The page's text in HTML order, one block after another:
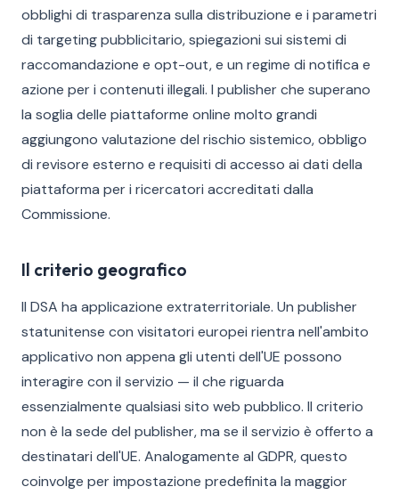
obblighi di trasparenza sulla distribuzione e i parametri
di targeting pubblicitario, spiegazioni sui sistemi di
raccomandazione e opt-out, e un regime di notifica e
azione per i contenuti illegali. I publisher che superano
la soglia delle piattaforme online molto grandi
aggiungono valutazione del rischio sistemico, obbligo
di revisore esterno e requisiti di accesso ai dati della
piattaforma per i ricercatori accreditati dalla
Commissione.
Il criterio geografico
Il DSA ha applicazione extraterritoriale. Un publisher
statunitense con visitatori europei rientra nell'ambito
applicativo non appena gli utenti dell'UE possono
interagire con il servizio — il che riguarda
essenzialmente qualsiasi sito web pubblico. Il criterio
non è la sede del publisher, ma se il servizio è offerto a
destinatari dell'UE. Analogamente al GDPR, questo
coinvolge per impostazione predefinita la maggior